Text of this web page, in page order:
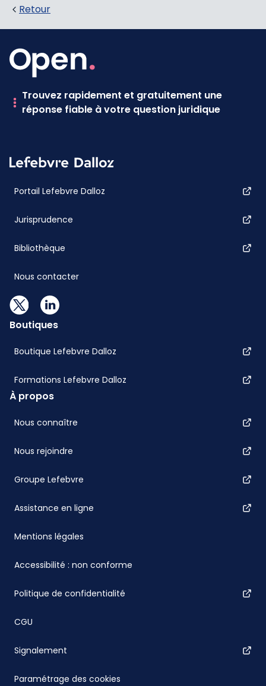
Retour
Trouvez rapidement et gratuitement une
réponse fiable à votre question juridique
Portail Lefebvre Dalloz
Jurisprudence
Bibliothèque
Nous contacter
Boutiques
Boutique Lefebvre Dalloz
Formations Lefebvre Dalloz
À propos
Nous connaître
Nous rejoindre
Groupe Lefebvre
Assistance en ligne
Mentions légales
Accessibilité : non conforme
Politique de confidentialité
CGU
Signalement
Paramétrage des cookies